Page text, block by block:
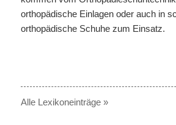
orthopädische Einlagen oder auch in
orthopädische Schuhe zum Einsatz.
Alle Lexikoneinträge »